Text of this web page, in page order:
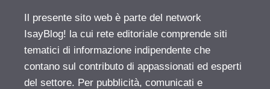
Il presente sito web è parte del network
IsayBlog! la cui rete editoriale comprende siti
tematici di informazione indipendente che
contano sul contributo di appassionati ed esperti
del settore. Per pubblicità, comunicati e